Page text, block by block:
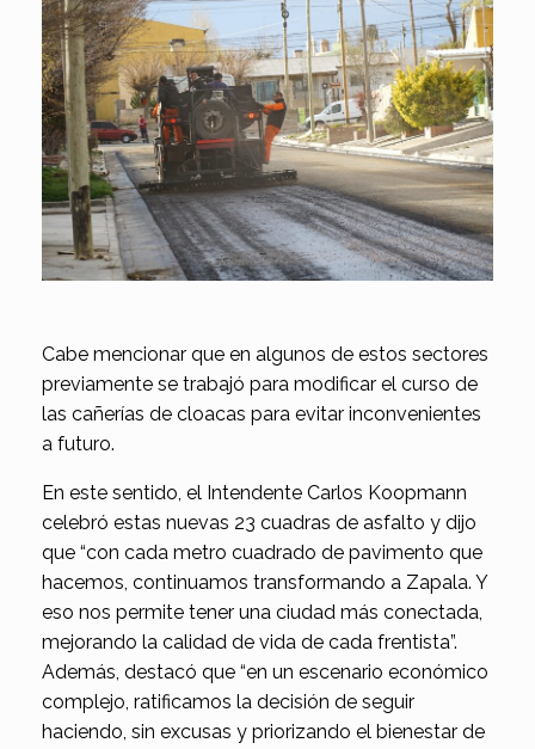
Cabe mencionar que en algunos de estos sectores
previamente se trabajó para modificar el curso de
las cañerías de cloacas para evitar inconvenientes
a futuro.
En este sentido, el Intendente Carlos Koopmann
celebró estas nuevas 23 cuadras de asfalto y dijo
que “con cada metro cuadrado de pavimento que
hacemos, continuamos transformando a Zapala. Y
eso nos permite tener una ciudad más conectada,
mejorando la calidad de vida de cada frentista”.
Además, destacó que “en un escenario económico
complejo, ratificamos la decisión de seguir
haciendo, sin excusas y priorizando el bienestar de